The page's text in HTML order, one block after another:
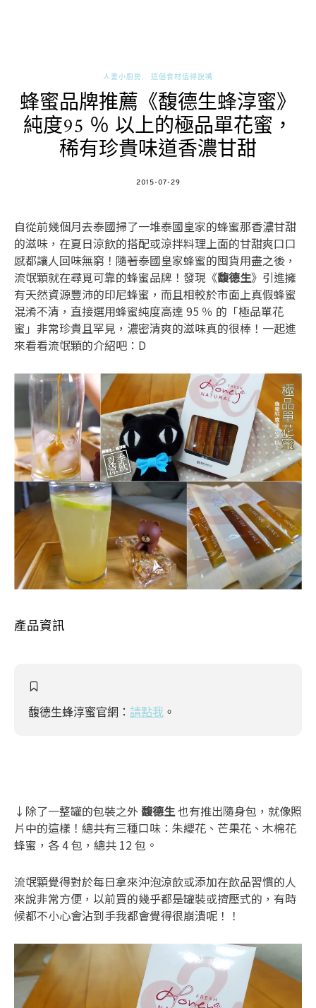
人妻小廚房 這個食材值得說嘴
蜂蜜品牌推薦《馥德生蜂淳蜜》
純度95 ％ 以上的極品單花蜜，
稀有珍貴味道香濃甘甜
POSTED
2015-07-29
自從前幾個月去泰國掃了一堆泰國皇家的蜂蜜那香濃甘甜
的滋味，在夏日涼飲的搭配或涼拌料理上面的甘甜爽口口
感都讓人回味無窮！隨著泰國皇家蜂蜜的囤貨用盡之後，
流氓顆就在尋覓可靠的蜂蜜品牌！發現《馥德生》引進擁
有天然資源豐沛的印尼蜂蜜，而且相較於市面上真假蜂蜜
混淆不清，直接選用蜂蜜純度高達 95 ％ 的「極品單花
蜜」非常珍貴且罕見，濃密清爽的滋味真的很棒！一起進
來看看流氓顆的介紹吧：D
產品資訊
馥德生蜂淳蜜官網： 請點我 。
↓除了一整罐的包裝之外馥德生也有推出隨身包，就像照
片中的這樣！總共有三種口味：朱纓花、 芒果花、木棉花
蜂蜜，各 4 包，總共 12 包。
流氓顆覺得對於每日拿來沖泡涼飲或添加在飲品習慣的人
來說非常方便，以前買的幾乎都是罐裝或擠壓式的，有時
候都不小心會沾到手我都會覺得很崩潰呢！！